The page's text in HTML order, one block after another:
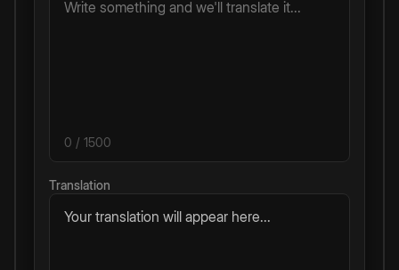
0 / 1500
Translation
Your translation will appear here...